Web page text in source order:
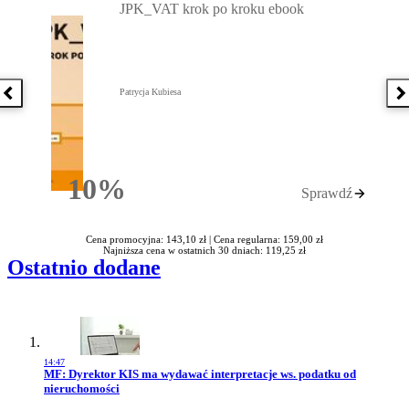
Poprzednia książka
10%Rabatu
JPK_VAT krok po kroku ebook
Patrycja Kubiesa
Sprawdź
Cena promocyjna: 143,10 zł | Cena regularna: 159,00 zł
Najniższa cena w ostatnich 30 dniach: 119,25 zł
Ostatnio dodane
14:47
Przejdź do artykułu:
MF: Dyrektor KIS ma wydawać interpretacje ws. podatku od
nieruchomości